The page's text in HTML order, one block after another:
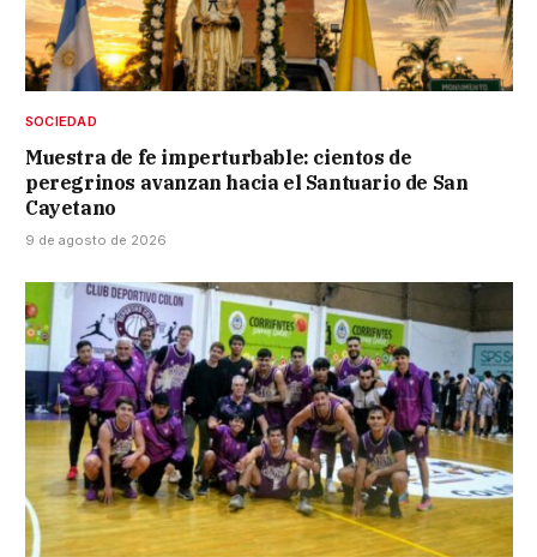
SOCIEDAD
Muestra de fe imperturbable: cientos de
peregrinos avanzan hacia el Santuario de San
Cayetano
9 de agosto de 2026